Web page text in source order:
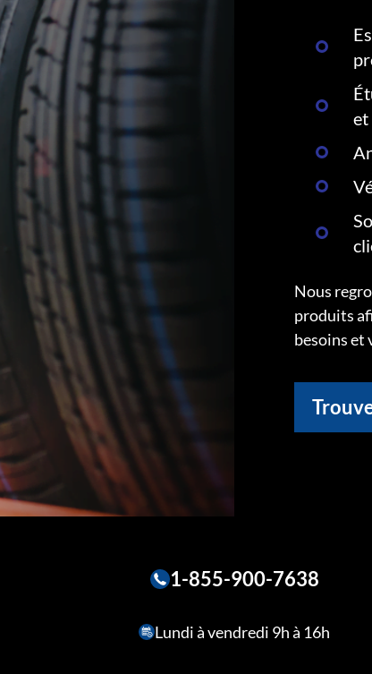
et
Nous
produits
besoins et
1-855-900-7638
Lundi à vendredi 9h à 16h